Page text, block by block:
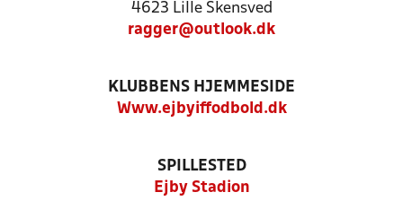
4623 Lille Skensved
ragger@outlook.dk
KLUBBENS HJEMMESIDE
Www.ejbyiffodbold.dk
SPILLESTED
Ejby Stadion